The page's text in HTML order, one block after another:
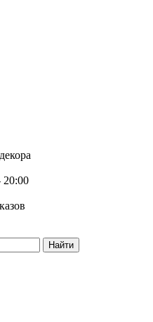
20:00
Найти